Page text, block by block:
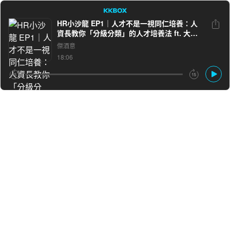
HR小沙龍 EP1｜人才不是一視同仁培養：人
資長教你「分級分類」的人才培養法 ft. 大同
人資長 徐永康
傑酒意
18:06
LINE